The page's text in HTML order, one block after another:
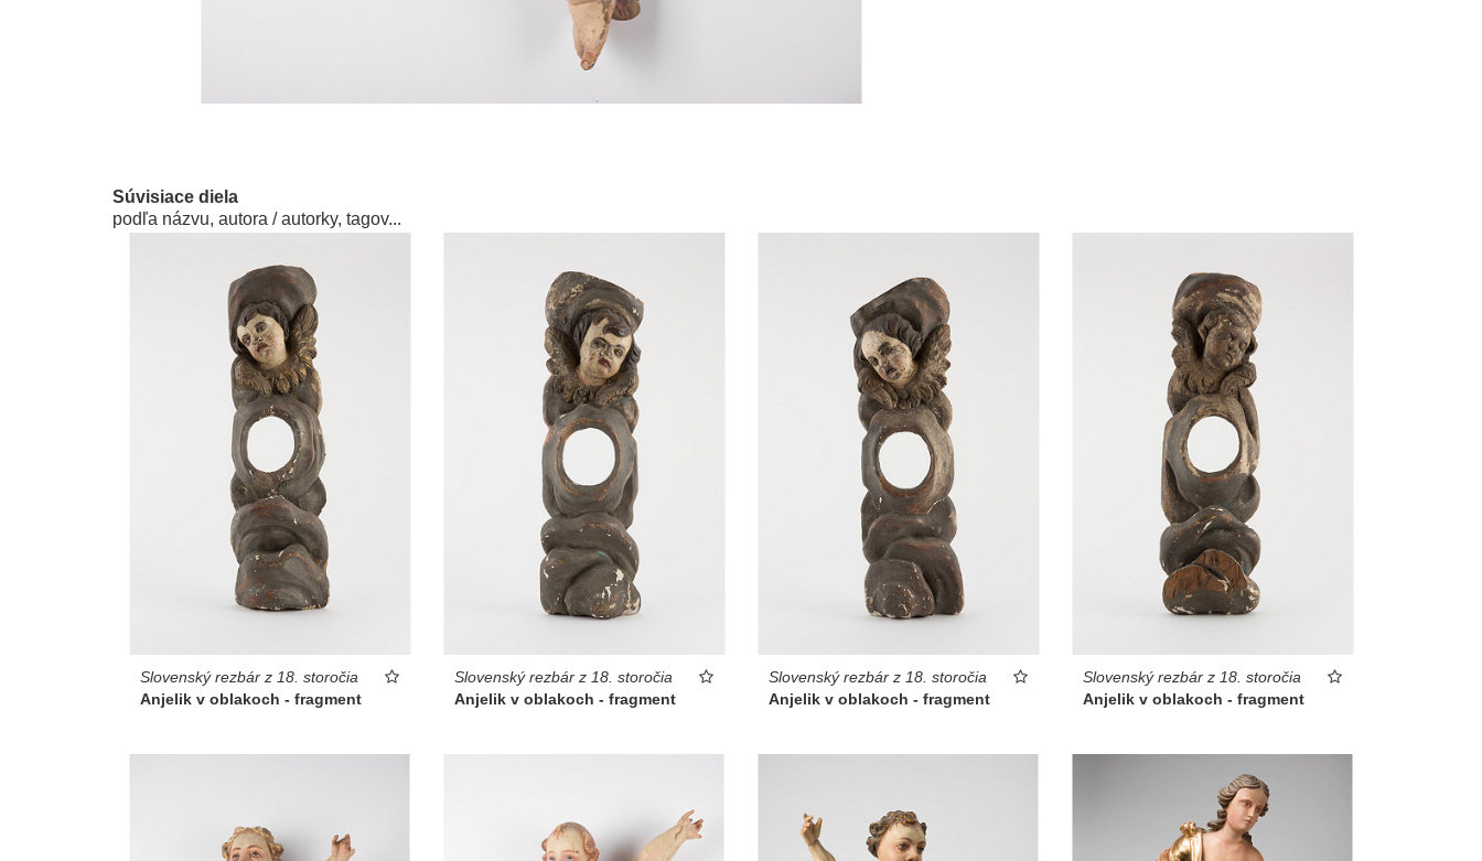
Súvisiace diela
podľa názvu, autora / autorky, tagov...
Slovenský rezbár z 18. storočia
Anjelik v oblakoch - fragment
Slovenský rezbár z 18. storočia
Anjelik v oblakoch - fragment
Slovenský rezbár z 18. storočia
Anjelik v oblakoch - fragment
Slovenský rezbár z 18. storočia
Anjelik v oblakoch - fragment